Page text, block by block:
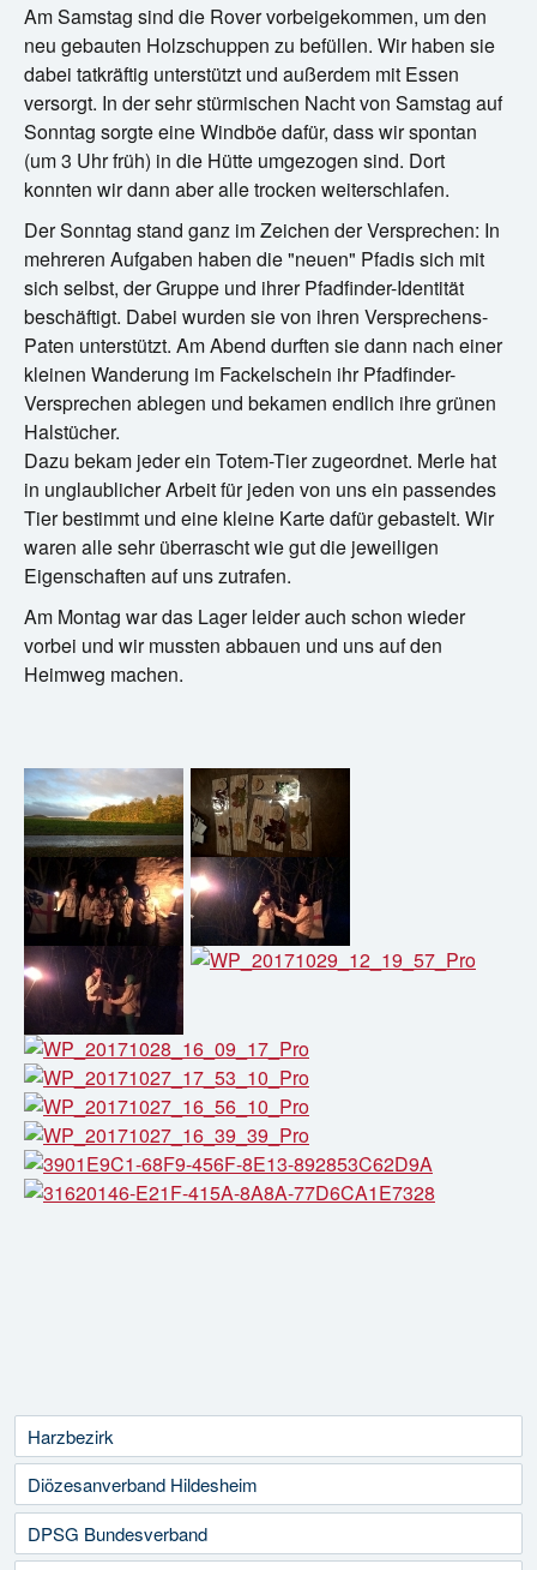
Am Samstag sind die Rover vorbeigekommen, um den
neu gebauten Holzschuppen zu befüllen. Wir haben sie
dabei tatkräftig unterstützt und außerdem mit Essen
versorgt. In der sehr stürmischen Nacht von Samstag auf
Sonntag sorgte eine Windböe dafür, dass wir spontan
(um 3 Uhr früh) in die Hütte umgezogen sind. Dort
konnten wir dann aber alle trocken weiterschlafen.
Der Sonntag stand ganz im Zeichen der Versprechen: In
mehreren Aufgaben haben die "neuen" Pfadis sich mit
sich selbst, der Gruppe und ihrer Pfadfinder-Identität
beschäftigt. Dabei wurden sie von ihren Versprechens-
Paten unterstützt. Am Abend durften sie dann nach einer
kleinen Wanderung im Fackelschein ihr Pfadfinder-
Versprechen ablegen und bekamen endlich ihre grünen
Halstücher.
Dazu bekam jeder ein Totem-Tier zugeordnet. Merle hat
in unglaublicher Arbeit für jeden von uns ein passendes
Tier bestimmt und eine kleine Karte dafür gebastelt. Wir
waren alle sehr überrascht wie gut die jeweiligen
Eigenschaften auf uns zutrafen.
Am Montag war das Lager leider auch schon wieder
vorbei und wir mussten abbauen und uns auf den
Heimweg machen.
Harzbezirk
Diözesanverband Hildesheim
DPSG Bundesverband